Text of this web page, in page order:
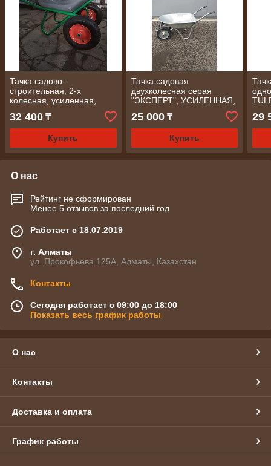
Тачка садово-
строительная, 2-х
колесная, усиленная,
грузоподъемность 320 кг,
объем 100 л// Palisad
32 400 ₸
Купить
Тачка садовая
двухколесная серая
"ЭКСПЕРТ", УСИЛЕННАЯ,
цельнорезин. кол.,
грузоподъемность -80 кг, V
25 000₸
Купить
-200
29
О нас
Рейтинг не сформирован
Менее 5 отзывов за последний год
Работает с 18.07.2019
г. Алматы
ул. Прокофьева 125А, Алматы, Казахстан
Контакты
Сегодня работает с 09:00 до 18:00
Показать весь график работы
О нас
Контакты
Доставка и оплата
График работы